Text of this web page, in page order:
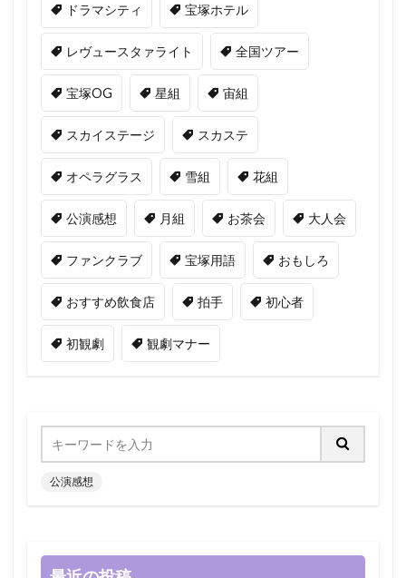
ドラマシティ 宝塚ホテル
レヴュースタァライト 全国ツアー
宝塚OG 星組 宙組
スカイステージ スカステ
オペラグラス 雪組 花組
公演感想 月組 お茶会 大人会
ファンクラブ 宝塚用語 おもしろ
おすすめ飲食店 拍手 初心者
初観劇 観劇マナー
公演感想